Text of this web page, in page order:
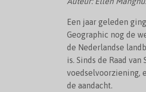
Een jaar geleden
Geographic nog de
de Nederlandse
is. Sinds de Raad
voedselvoorziening,
de aandacht.